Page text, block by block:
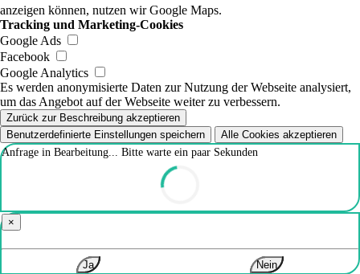
anzeigen können, nutzen wir Google Maps.
Tracking und Marketing-Cookies
Google Ads
Facebook
Google Analytics
Es werden anonymisierte Daten zur Nutzung der Webseite analysiert,
um das Angebot auf der Webseite weiter zu verbessern.
Zurück zur Beschreibung akzeptieren
Benutzerdefinierte Einstellungen speichern
Alle Cookies akzeptieren
Anfrage in Bearbeitung... Bitte warte ein paar Sekunden
×
Ja Nein